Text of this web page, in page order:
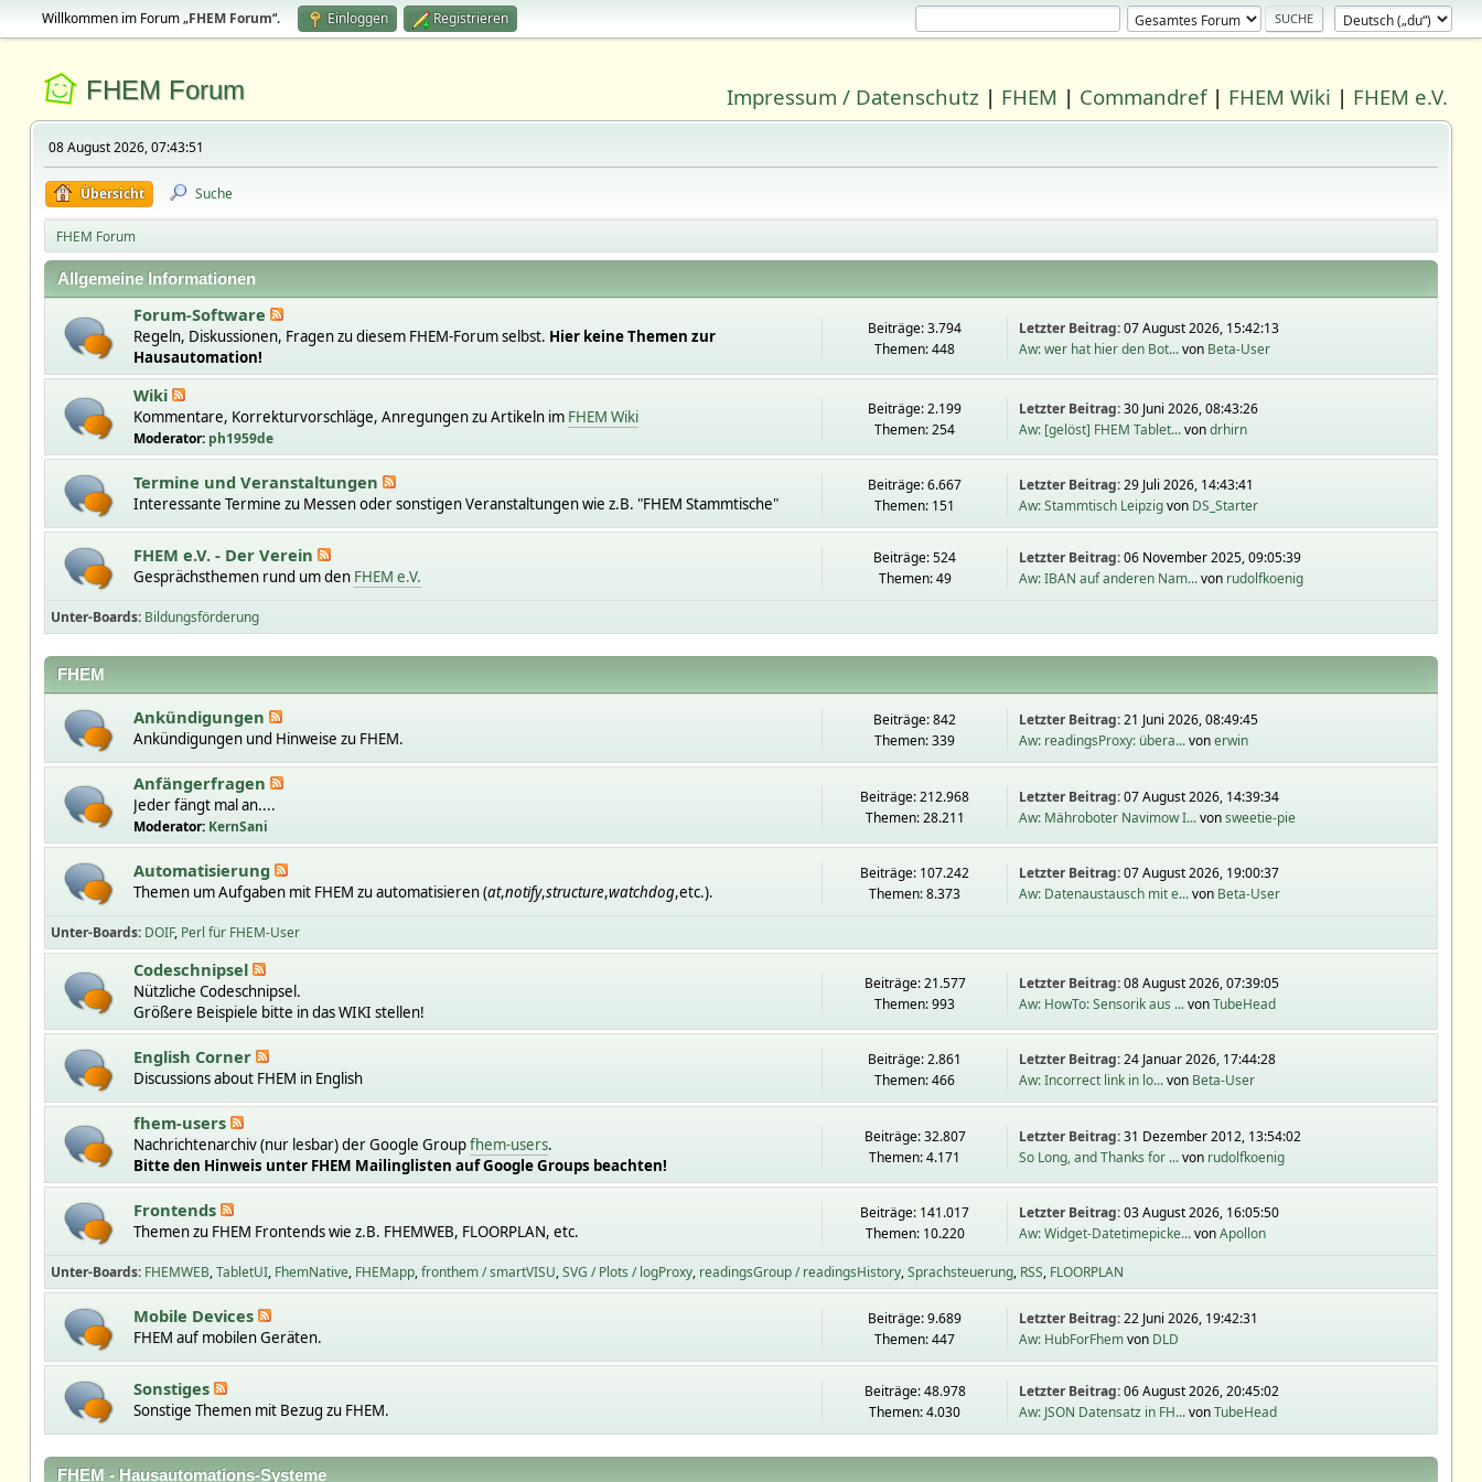
Willkommen im Forum „FHEM Forum“. Einloggen Registrieren
FHEM Forum Impressum / Datenschutz | FHEM | Commandref| FHEM Wiki | FHEM e.V.
08 August 2026, 07:43:51
Übersicht Suche
FHEM Forum
Allgemeine Informationen
Forum-Software
Regeln, Diskussionen, Fragen zu diesem FHEM-Forum selbst. Hier keine Themen zur
Hausautomation!
Beiträge: 3.794
Themen: 448
Letzter Beitrag:07 August 2026, 15:42:13
Aw: wer hat hier den Bot...von Beta-User
Wiki
Kommentare, Korrekturvorschläge, Anregungen zu Artikeln im FHEM Wiki
Moderator: ph1959de
Beiträge: 2.199
Themen: 254
Letzter Beitrag:30 Juni 2026, 08:43:26
Aw: [gelöst] FHEM Tablet...vondrhirn
Termine und Veranstaltungen
Interessante Termine zu Messen oder sonstigen Veranstaltungen wie z.B. "FHEM Stammtische"
Beiträge: 6.667
Themen: 151
Letzter Beitrag:29 Juli 2026, 14:43:41
Aw: Stammtisch Leipzigvon DS_Starter
FHEM e.V. - Der Verein
Gesprächsthemen rund um den FHEM e.V.
Beiträge: 524
Themen: 49
Letzter Beitrag:06 November 2025, 09:05:39
Aw: IBAN auf anderen Nam...von rudolfkoenig
Unter-Boards Bildungsförderung
FHEM
Ankündigungen
Ankündigungen und Hinweise zu FHEM.
Beiträge: 842
Themen: 339
Letzter Beitrag:21 Juni 2026, 08:49:45
Aw: readingsProxy: übera...vonerwin
Anfängerfragen
Jeder fängt mal an....
Moderator: KernSani
Beiträge: 212.968
Themen: 28.211
Letzter Beitrag:07 August 2026, 14:39:34
Aw: Mähroboter Navimow I...vonsweetie-pie
Automatisierung
Themen um Aufgaben mit FHEM zu automatisieren (at,notify,structure,watchdog,etc.).
Beiträge: 107.242
Themen: 8.373
Letzter Beitrag:07 August 2026, 19:00:37
Aw: Datenaustausch mit e...von Beta-User
Unter-Boards DOIF Perl für FHEM-User
Codeschnipsel
Nützliche Codeschnipsel.
Größere Beispiele bitte in das WIKI stellen!
Beiträge: 21.577
Themen: 993
Letzter Beitrag:08 August 2026, 07:39:05
Aw: HowTo: Sensorik aus ...vonTubeHead
English Corner
Discussions about FHEM in English
Beiträge: 2.861
Themen: 466
Letzter Beitrag:24 Januar 2026, 17:44:28
Aw: Incorrect link in lo...von Beta-User
fhem-users
Nachrichtenarchiv (nur lesbar) der Google Groupfhem-users.
Bitte den Hinweis unter FHEM Mailinglisten auf Google Groups beachten!
Beiträge: 32.807
Themen: 4.171
Letzter Beitrag:31 Dezember 2012, 13:54:02
So Long, and Thanks for ...von rudolfkoenig
Frontends
Themen zu FHEM Frontends wie z.B. FHEMWEB, FLOORPLAN, etc.
Beiträge: 141.017
Themen: 10.220
Letzter Beitrag:03 August 2026, 16:05:50
Aw: Widget-Datetimepicke...vonApollon
Unter-Boards FHEMWEB TabletUI FhemNative FHEMapp fronthem / smartVISU SVG / Plots / logProxy readingsGroup / readingsHistory Sprachsteuerung RSS FLOORPLAN
Mobile Devices
FHEM auf mobilen Geräten.
Beiträge: 9.689
Themen: 447
Letzter Beitrag:22 Juni 2026, 19:42:31
Aw: HubForFhemvon DLD
Sonstiges
Sonstige Themen mit Bezug zu FHEM.
Beiträge: 48.978
Themen: 4.030
Letzter Beitrag:06 August 2026, 20:45:02
Aw: JSON Datensatz in FH...vonTubeHead
FHEM - Hausautomations-Systeme